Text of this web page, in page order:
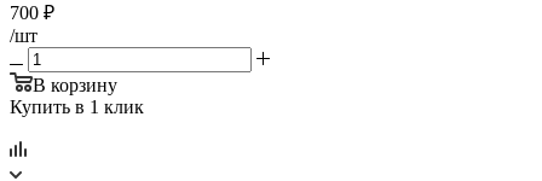
700 ₽
/шт
В корзину
Купить в 1 клик